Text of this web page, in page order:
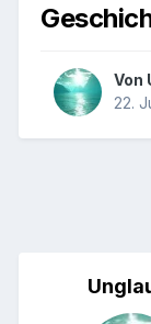
Von
22.